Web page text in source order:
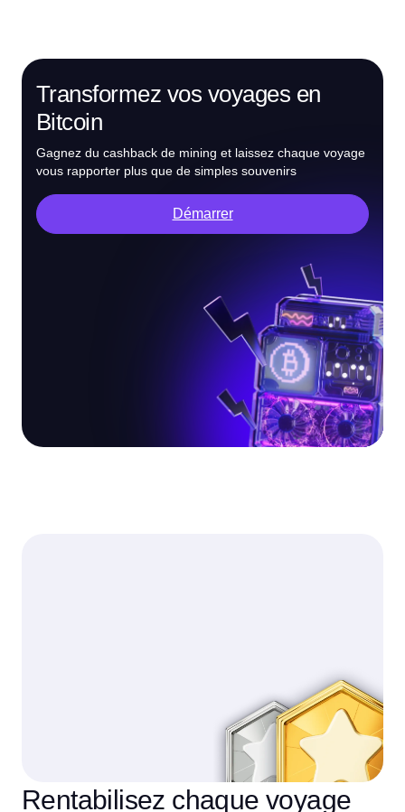
Transformez vos voyages en
Bitcoin
Gagnez du cashback de mining et laissez chaque voyage
vous rapporter plus que de simples souvenirs
Démarrer
Rentabilisez chaque voyage